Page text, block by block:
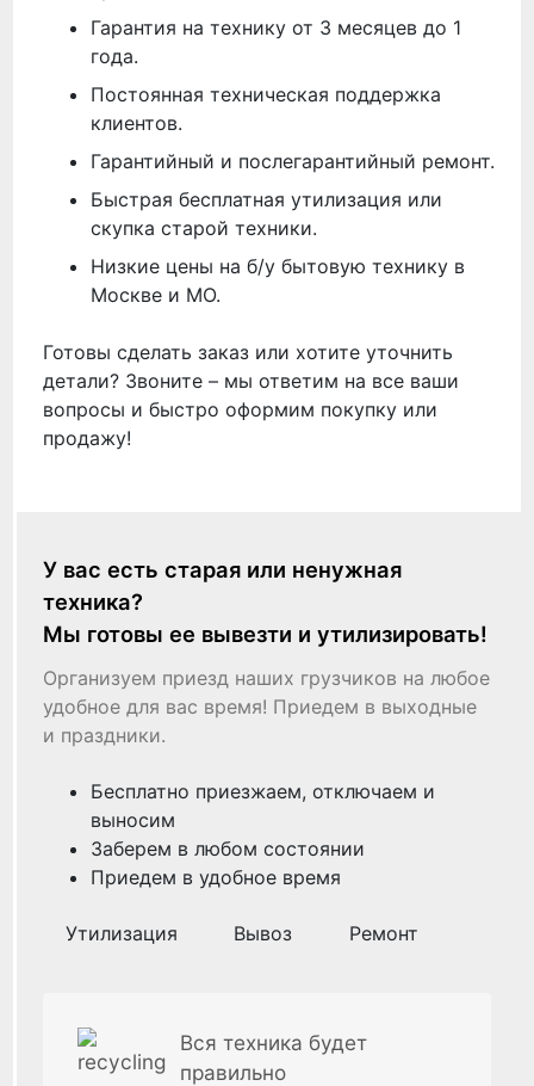
Гарантия на технику от 3 месяцев до 1
года.
Постоянная техническая поддержка
клиентов.
Гарантийный и послегарантийный ремонт.
Быстрая бесплатная утилизация или
скупка старой техники.
Низкие цены на б/у бытовую технику в
Москве и МО.
Готовы сделать заказ или хотите уточнить
детали? Звоните – мы ответим на все ваши
вопросы и быстро оформим покупку или
продажу!
У вас есть старая или ненужная
техника?
Мы готовы ее вывезти и утилизировать!
Организуем приезд наших грузчиков на любое
удобное для вас время! Приедем в выходные
и праздники.
Бесплатно приезжаем, отключаем и
выносим
Заберем в любом состоянии
Приедем в удобное время
Утилизация Вывоз Ремонт
Вся техника будет
правильно